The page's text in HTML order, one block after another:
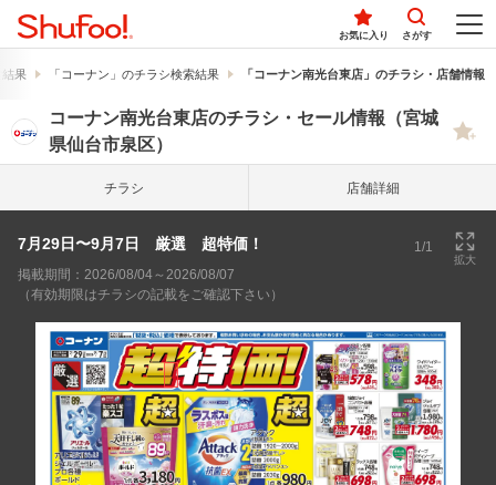
お気に入り さがす
結果 「コーナン」のチラシ検索結果 「コーナン南光台東店」のチラシ・店舗情報
コーナン南光台東店のチラシ・セール情報（宮城
県仙台市泉区）
チラシ 店舗詳細
7月29日〜9月7日 厳選 超特価！ 1/1
拡大
掲載期間：2026/08/04～2026/08/07
（有効期限はチラシの記載をご確認下さい）